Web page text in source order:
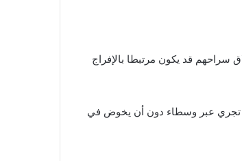
سراحهم قد يكون مرتبطا بالإفراج
تجري عبر وسطاء دون أن يخوض في